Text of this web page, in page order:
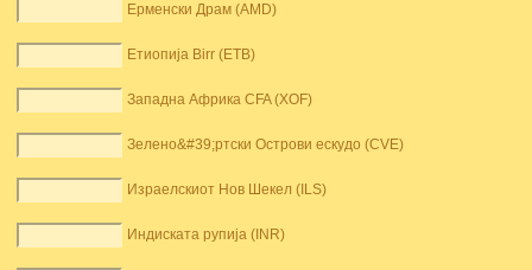
Ерменски Драм (AMD)
Етиопија Birr (ETB)
Западна Африка CFA (XOF)
Зелено&#39;ртски Острови ескудо (CVE)
Израелскиот Нов Шекел (ILS)
Индиската рупија (INR)